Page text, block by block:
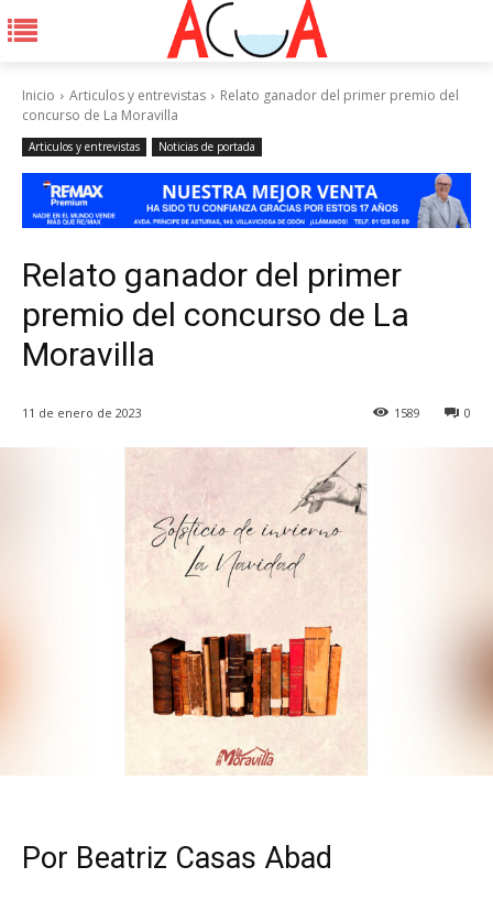
Inicio Articulos y entrevistas
Relato ganador del primer premio del
concurso de La Moravilla
Articulos y entrevistas Noticias de portada
Relato ganador del primer
premio del concurso de La
Moravilla
11 de enero de 2023 0
1589
Por Beatriz Casas Abad